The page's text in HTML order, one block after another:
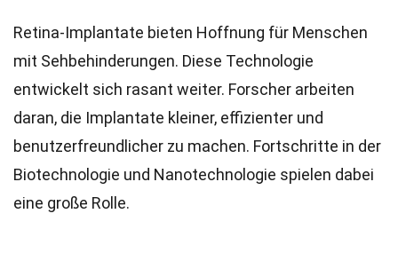
Retina-Implantate bieten Hoffnung für Menschen
mit Sehbehinderungen. Diese Technologie
entwickelt sich rasant weiter. Forscher arbeiten
daran, die Implantate kleiner, effizienter und
benutzerfreundlicher zu machen. Fortschritte in der
Biotechnologie und Nanotechnologie spielen dabei
eine große Rolle.